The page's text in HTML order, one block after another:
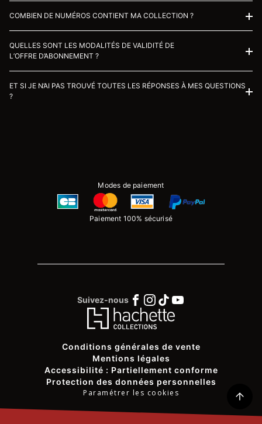
COMBIEN DE NUMÉROS CONTIENT MA COLLECTION ?
QUELLES SONT LES MODALITÉS DE VALIDITÉ DE
L’OFFRE D’ABONNEMENT ?
ET SI JE N’AI PAS TROUVÉ TOUTES LES RÉPONSES À MES QUESTIONS
?
Modes de paiement
Paiement 100% sécurisé
Suivez-nous
Conditions générales de vente
Mentions légales
Accessibilité : Partiellement conforme
Protection des données personnelles
Paramétrer les cookies